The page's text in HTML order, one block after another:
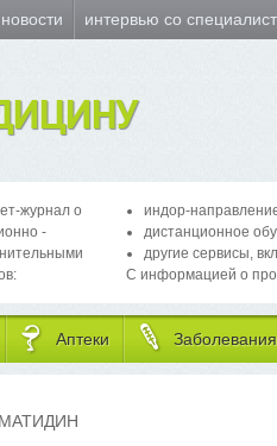
интервью со
журнал о
-
индор-
дистанционное
другие сервисы,
С информацией о
Аптеки Заболевания